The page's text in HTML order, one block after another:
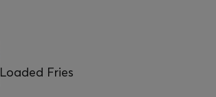
Loaded Fries